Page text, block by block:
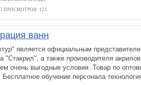
ПРОСМОТРОВ: 123
ванн
является официальным
"Стакрил", а также производителя
очень выгодные условия .Товар по
Бесплатное обучение персонала